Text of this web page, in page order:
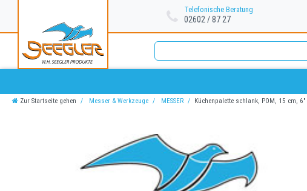
Telefonische Beratung
02602 / 87 27
Zur Startseite gehen Messer & Werkzeuge MESSER Küchenpalette schlank, POM, 15 cm, 6"